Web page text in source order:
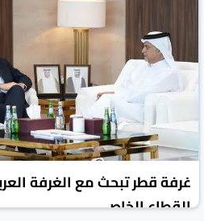
غرفة قطر تبحث مع الغرفة
القطاع الخاص